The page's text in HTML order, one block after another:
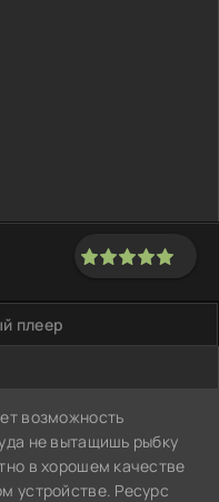
плеер
возможность
не вытащишь рыбку
в хорошем качестве
устройстве. Ресурс